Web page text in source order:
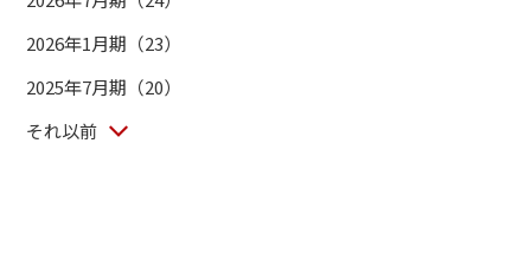
2026年1月期（23）
2025年7月期（20）
それ以前